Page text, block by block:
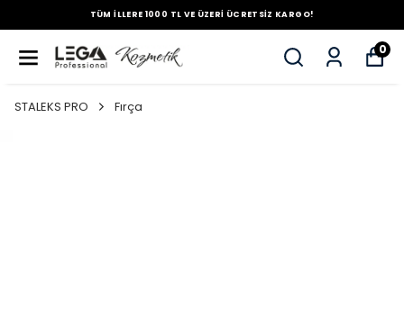
TÜM İLLERE 1000 TL VE ÜZERİ ÜCRETSİZ KARGO!
0
STALEKS PRO Fırça